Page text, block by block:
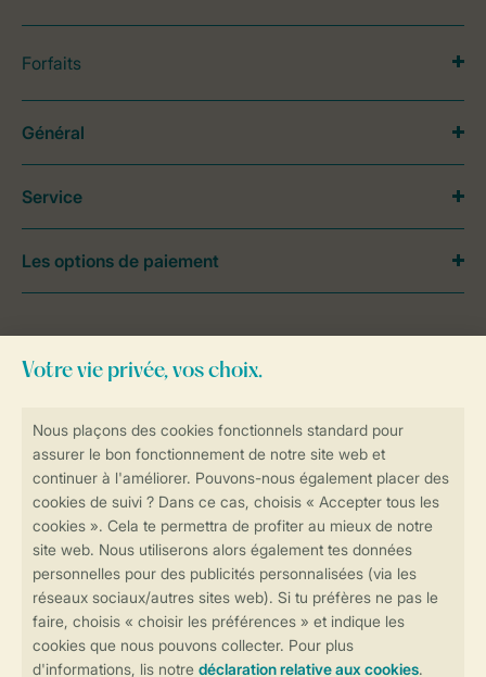
Réservations en ligne rapides et sécurisées
Transmission sécurisée des données
Paiement sécurisé
Forfaits
contactez notreContact Center.
Général
Service
Les options de paiement